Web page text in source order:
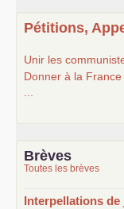
Pétitions,
Unir les
Donner à la
Brèves
Toutes les brèves
Interpellations